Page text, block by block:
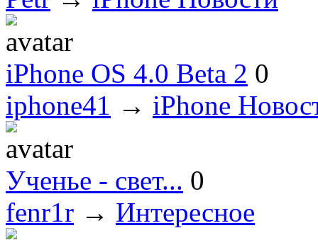
iPhone OS 4.0 Beta 2 0
iphone41 → iPhone
Ученье - свет... 0
fenr1r → Интересное